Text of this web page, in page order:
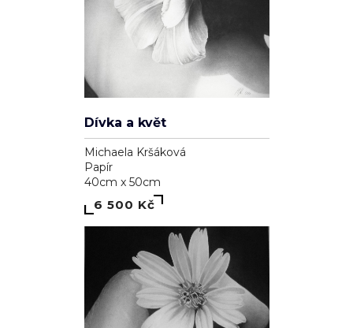
Dívka a květ
Michaela Kršáková
Papír
40cm x 50cm
6 500 Kč